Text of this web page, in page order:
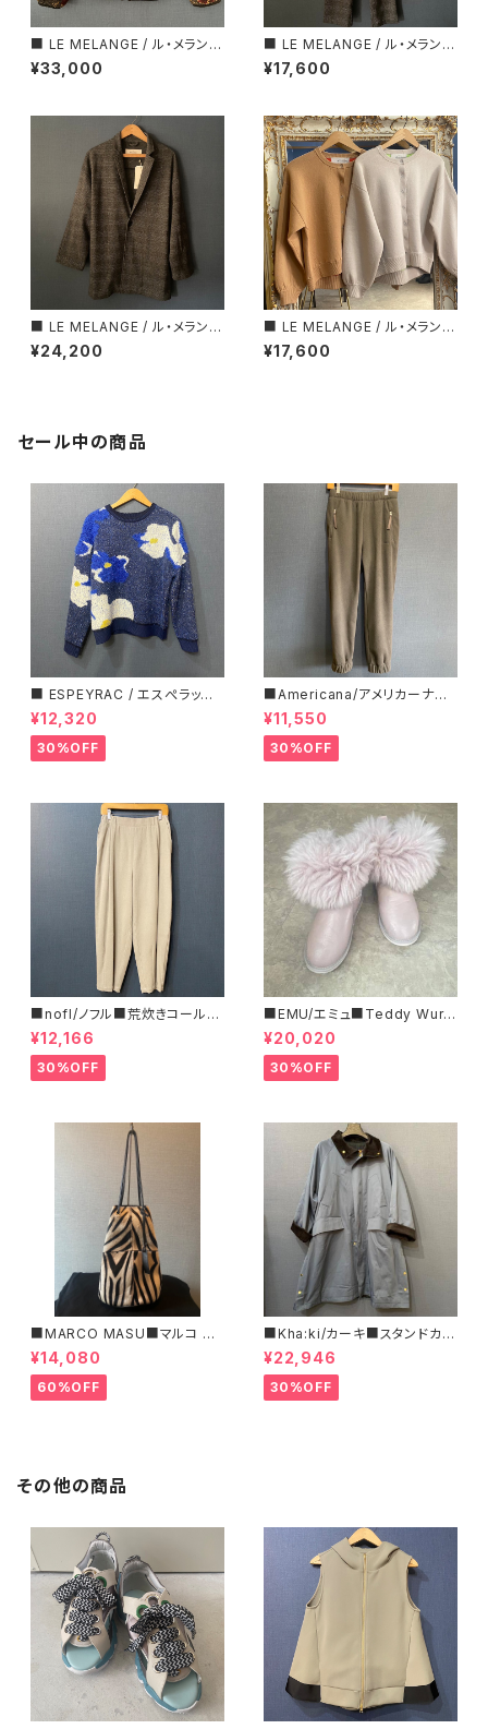
■ LE MELANGE / ル・メランジ
ュ ■ リバティー柄・リバーシブ
ル・ジャケット■MADE IN JAP
¥33,000
■ LE MELANGE / ル・メランジ
ュ ■ ウールコットン・タック入り
テーパードパンツ■セットアップ
¥17,600
■ LE MELANGE / ル・メランジ
ュ ■ オーバーサイズ・ロングジ
ャケット■セットアップ可能アイ
¥24,200
■ LE MELANGE / ル・メランジ
ュ ■ クルーネック・バイカラー・
カーディガン■
¥17,600
セール中の商品
■ ESPEYRAC / エスぺラック
■ フラワーモチーフニット■YE
LLOW & NAVY■ 超カワイイ！
¥12,320
30%OFF
■Americana/アメリカーナ■
マイクロフリース・イージーパン
ツ■
¥11,550
30%OFF
■nofl/ノフル■荒炊きコール天
テーパードパンツ■ゆるっとバ
ルーンシルエット
¥12,166
30%OFF
■EMU/エミュ■Teddy Wurr
en■撥水サイドジッパーブーツ
¥20,020
30%OFF
■MARCO MASU■マルコ マ
ージ■ハラコ・ゼブラ柄巾着BA
G■程よいサイズで可愛い
¥14,080
60%OFF
■Kha:ki/カーキ■スタンドカラ
ー・コート■
¥22,946
30%OFF
その他の商品